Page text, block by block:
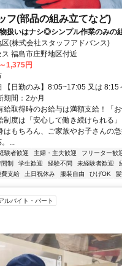
フ(部品の組み立てなど)
扱いはナシ◎シンプル作業のみの
(株式会社スタッフアドバンス)
福島市庄野地区付近
1,375円
【日勤のみ】8:05~17:05 又は 8:15
期間：2か月
給取得時のお給与は満額支給！「
制度は「安心して働き続けられる
はもちろん、ご家族やお子さんの
。...
験者歓迎 主婦・主夫歓迎 フリーター歓
制 学生歓迎 経験不問 未経験者歓迎
費支給 土日祝休み 服装自由 ひげOK
ルバイト・パート